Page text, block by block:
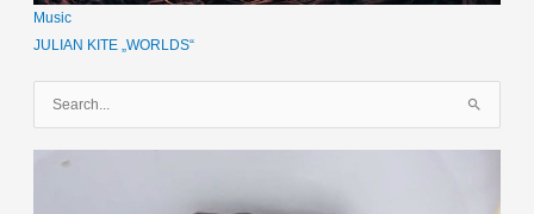
Music
JULIAN KITE „WORLDS“
c